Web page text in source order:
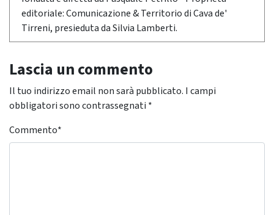
editoriale: Comunicazione & Territorio di Cava de'
Tirreni, presieduta da Silvia Lamberti.
Lascia un commento
Il tuo indirizzo email non sarà pubblicato. I campi
obbligatori sono contrassegnati *
Commento*